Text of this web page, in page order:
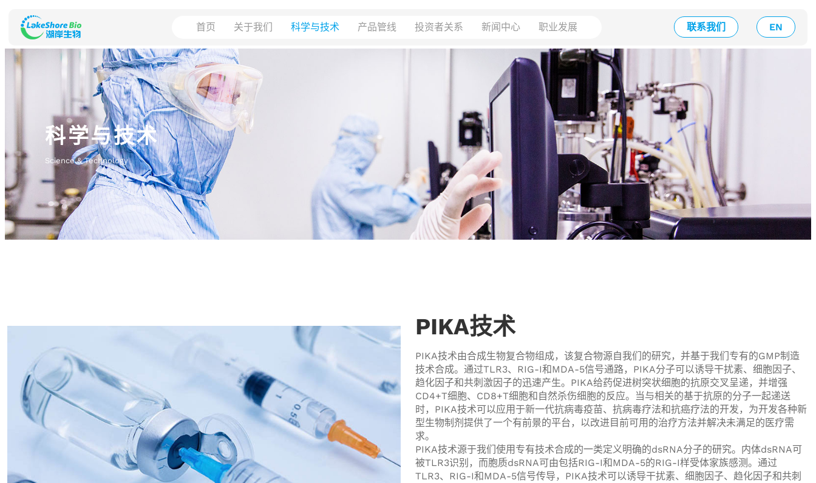
首页 关于我们 科学与技术 产品管线 投资者关系 新闻中心 职业发展 联系我们 EN
科学与技术
Science & Technology
PIKA技术
PIKA技术由合成生物复合物组成，该复合物源自我们的研究，并基于我们专有的GMP制造
技术合成。通过TLR3、RIG-I和MDA-5信号通路，PIKA分子可以诱导干扰素、细胞因子、
趋化因子和共刺激因子的迅速产生。PIKA给药促进树突状细胞的抗原交叉呈递，并增强
CD4+T细胞、CD8+T细胞和自然杀伤细胞的反应。当与相关的基于抗原的分子一起递送
时，PIKA技术可以应用于新一代抗病毒疫苗、抗病毒疗法和抗癌疗法的开发，为开发各种新
型生物制剂提供了一个有前景的平台，以改进目前可用的治疗方法并解决未满足的医疗需
求。
PIKA技术源于我们使用专有技术合成的一类定义明确的dsRNA分子的研究。内体dsRNA可
被TLR3识别，而胞质dsRNA可由包括RIG-I和MDA-5的RIG-I样受体家族感测。通过
TLR3、RIG-I和MDA-5信号传导，PIKA技术可以诱导干扰素、细胞因子、趋化因子和共刺